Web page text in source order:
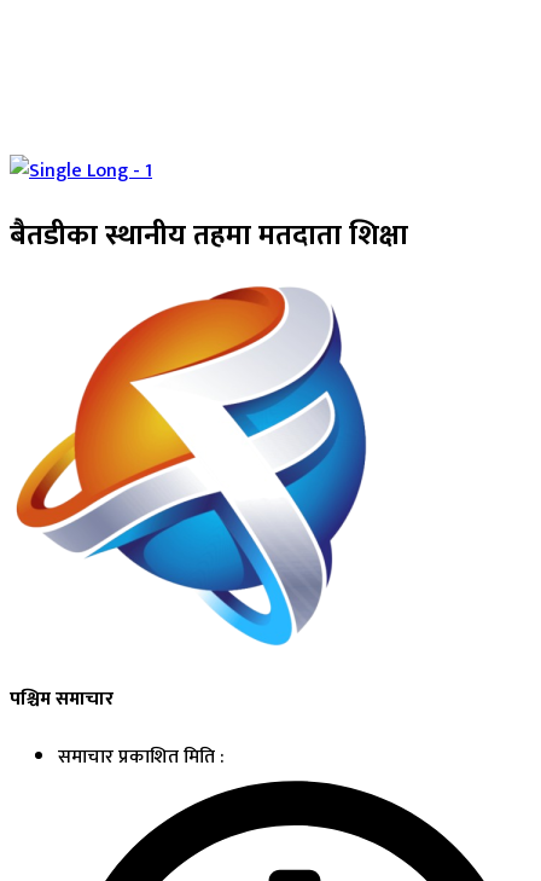
बैतडीका स्थानीय तहमा मतदाता शिक्षा
पश्चिम समाचार
समाचार प्रकाशित मिति :